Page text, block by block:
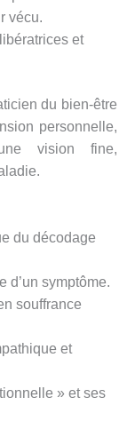
vécu.
et
du bien-être
personnelle,
vision fine,
du décodage
d’un symptôme.
souffrance
et
» et ses